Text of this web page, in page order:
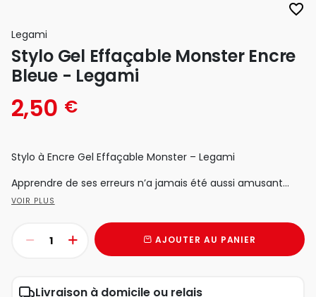
favorite_border
Legami
Stylo Gel Effaçable Monster Encre
Bleue - Legami
2,50 €
Stylo à Encre Gel Effaçable Monster – Legami
Apprendre de ses erreurs n’a jamais été aussi amusant...
VOIR PLUS
AJOUTER AU PANIER
Livraison à domicile ou relais